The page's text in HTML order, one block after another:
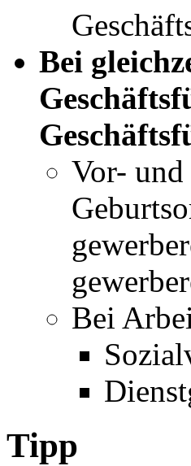
Bei
Vor- und
Bei
Tipp